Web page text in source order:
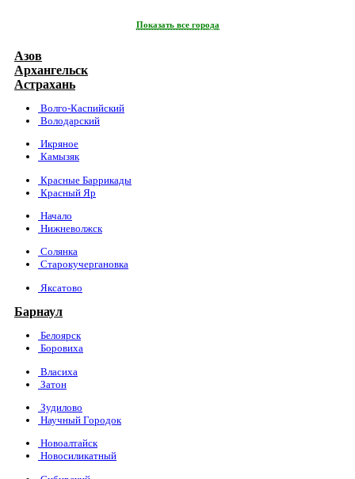
Показать все города
Азов
Архангельск
Астрахань
Волго-Каспийский
Володарский
Икряное
Камызяк
Красные Баррикады
Красный Яр
Начало
Нижневолжск
Солянка
Старокучергановка
Яксатово
Барнаул
Белоярск
Боровиха
Власиха
Затон
Зудилово
Научный Городок
Новоалтайск
Новосиликатный